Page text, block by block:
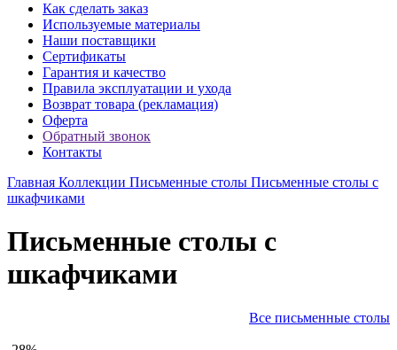
Как сделать заказ
Используемые материалы
Наши поставщики
Сертификаты
Гарантия и качество
Правила эксплуатации и ухода
Возврат товара (рекламация)
Оферта
Обратный звонок
Контакты
Главная Коллекции Письменные столы Письменные столы с
шкафчиками
Письменные столы с
шкафчиками
Все письменные столы